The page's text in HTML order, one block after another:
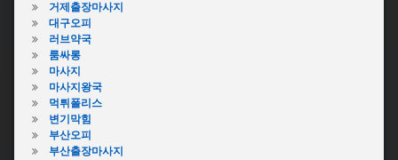
거제출장마사지
대구오피
러브약국
룸싸롱
마사지
마사지왕국
먹튀폴리스
변기막힘
부산오피
부산출장마사지